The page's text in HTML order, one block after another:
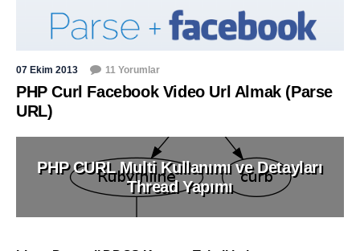
07 Ekim 2013 11 Yorumlar
PHP Curl Facebook Video Url Almak (Parse
URL)
PHP CURL Multi Kullanımı ve Detayları
Thread Yapımı